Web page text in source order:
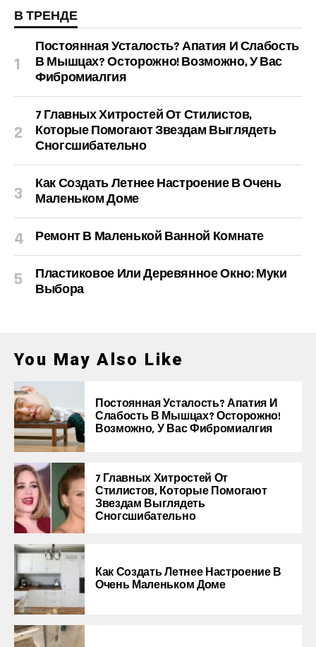
В ТРЕНДЕ
Постоянная Усталость? Апатия И Слабость
В Мышцах? Осторожно! Возможно, У Вас
Фибромиалгия
7 Главных Хитростей От Стилистов,
Которые Помогают Звездам Выглядеть
Сногсшибательно
Как Создать Летнее Настроение В Очень
Маленьком Доме
Ремонт В Маленькой Ванной Комнате
Пластиковое Или Деревянное Окно: Муки
Выбора
You May Also Like
Постоянная Усталость? Апатия И
Слабость В Мышцах? Осторожно!
Возможно, У Вас Фибромиалгия
7 Главных Хитростей От
Стилистов, Которые Помогают
Звездам Выглядеть
Сногсшибательно
Как Создать Летнее Настроение В
Очень Маленьком Доме